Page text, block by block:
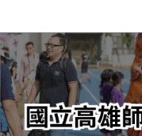
轉
至
主
內
容